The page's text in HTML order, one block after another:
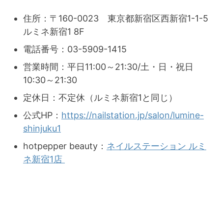
住所：〒160-0023 東京都新宿区西新宿1-1-5
ルミネ新宿1 8F
電話番号：03-5909-1415
営業時間：平日11:00～21:30/土・日・祝日
10:30～21:30
定休日：不定休（ルミネ新宿1と同じ）
公式HP： https://nailstation.jp/salon/lumine-
shinjuku1
hotpepper beauty： ネイルステーション ルミ
ネ新宿1店